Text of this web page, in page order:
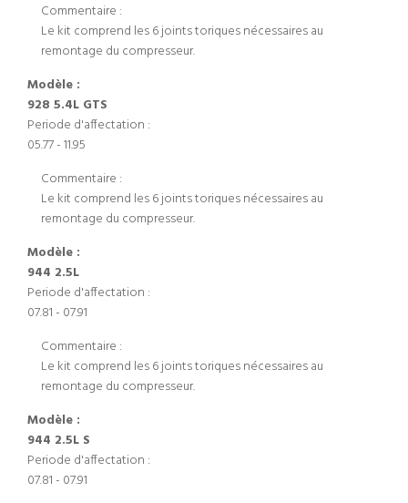
Commentaire :
Le kit comprend les 6 joints toriques nécessaires au
remontage du compresseur.
Modèle :
928 5.4L GTS
Periode d'affectation :
05.77 - 11.95
Commentaire :
Le kit comprend les 6 joints toriques nécessaires au
remontage du compresseur.
Modèle :
944 2.5L
Periode d'affectation :
07.81 - 07.91
Commentaire :
Le kit comprend les 6 joints toriques nécessaires au
remontage du compresseur.
Modèle :
944 2.5L S
Periode d'affectation :
07.81 - 07.91